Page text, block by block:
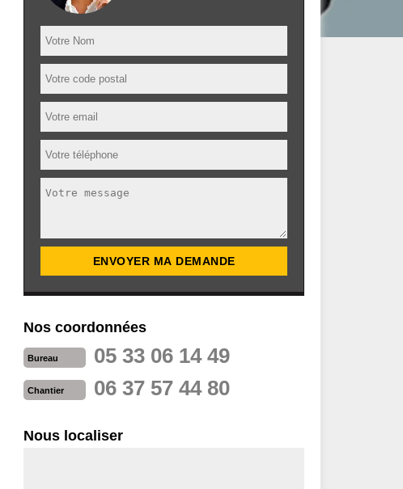
Nos coordonnées
Bureau 05 33 06 14 49
Chantier 06 37 57 44 80
Nous localiser